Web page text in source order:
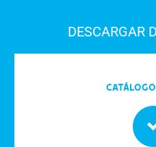
DESCARGAR